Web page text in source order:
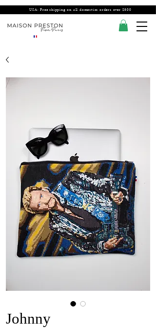
USA: Free shipping on all domestics orders over $300
Johnny